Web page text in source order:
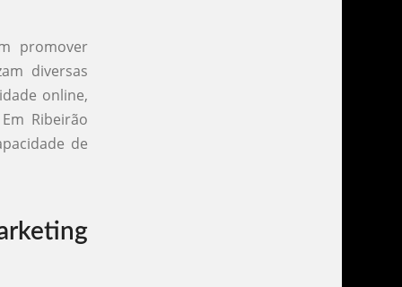
promover
diversas
online,
Ribeirão
de